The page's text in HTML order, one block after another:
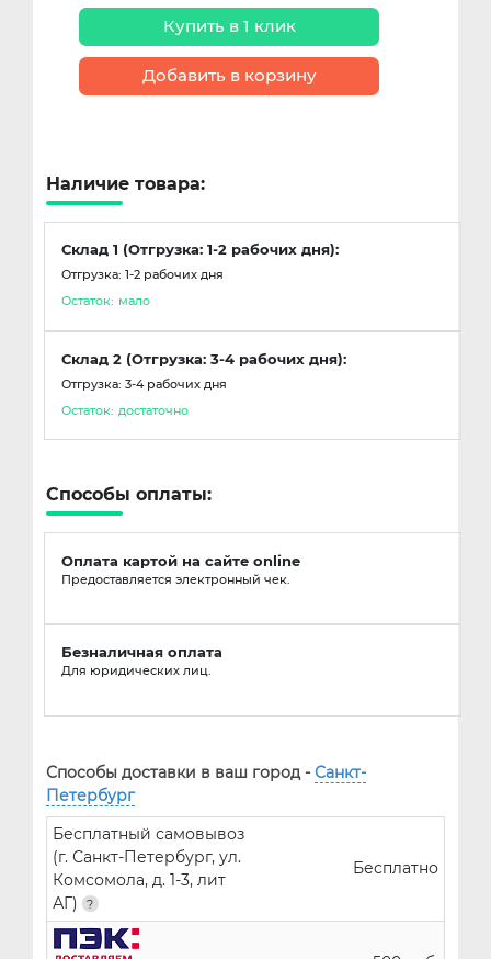
Купить в 1 клик
Добавить в корзину
Наличие товара:
Склад 1 (Отгрузка: 1-2 рабочих дня):
Отгрузка: 1-2 рабочих дня
Остаток: мало
Склад 2 (Отгрузка: 3-4 рабочих дня):
Отгрузка: 3-4 рабочих дня
Остаток: достаточно
Способы оплаты:
Оплата картой на сайте online
Предоставляется электронный чек.
Безналичная оплата
Для юридических лиц.
Способы доставки в ваш город - Санкт-
Петербург
Бесплатный самовывоз
(г. Санкт-Петербург, ул.
Комсомола, д. 1-3, лит
АГ)
Бесплатно